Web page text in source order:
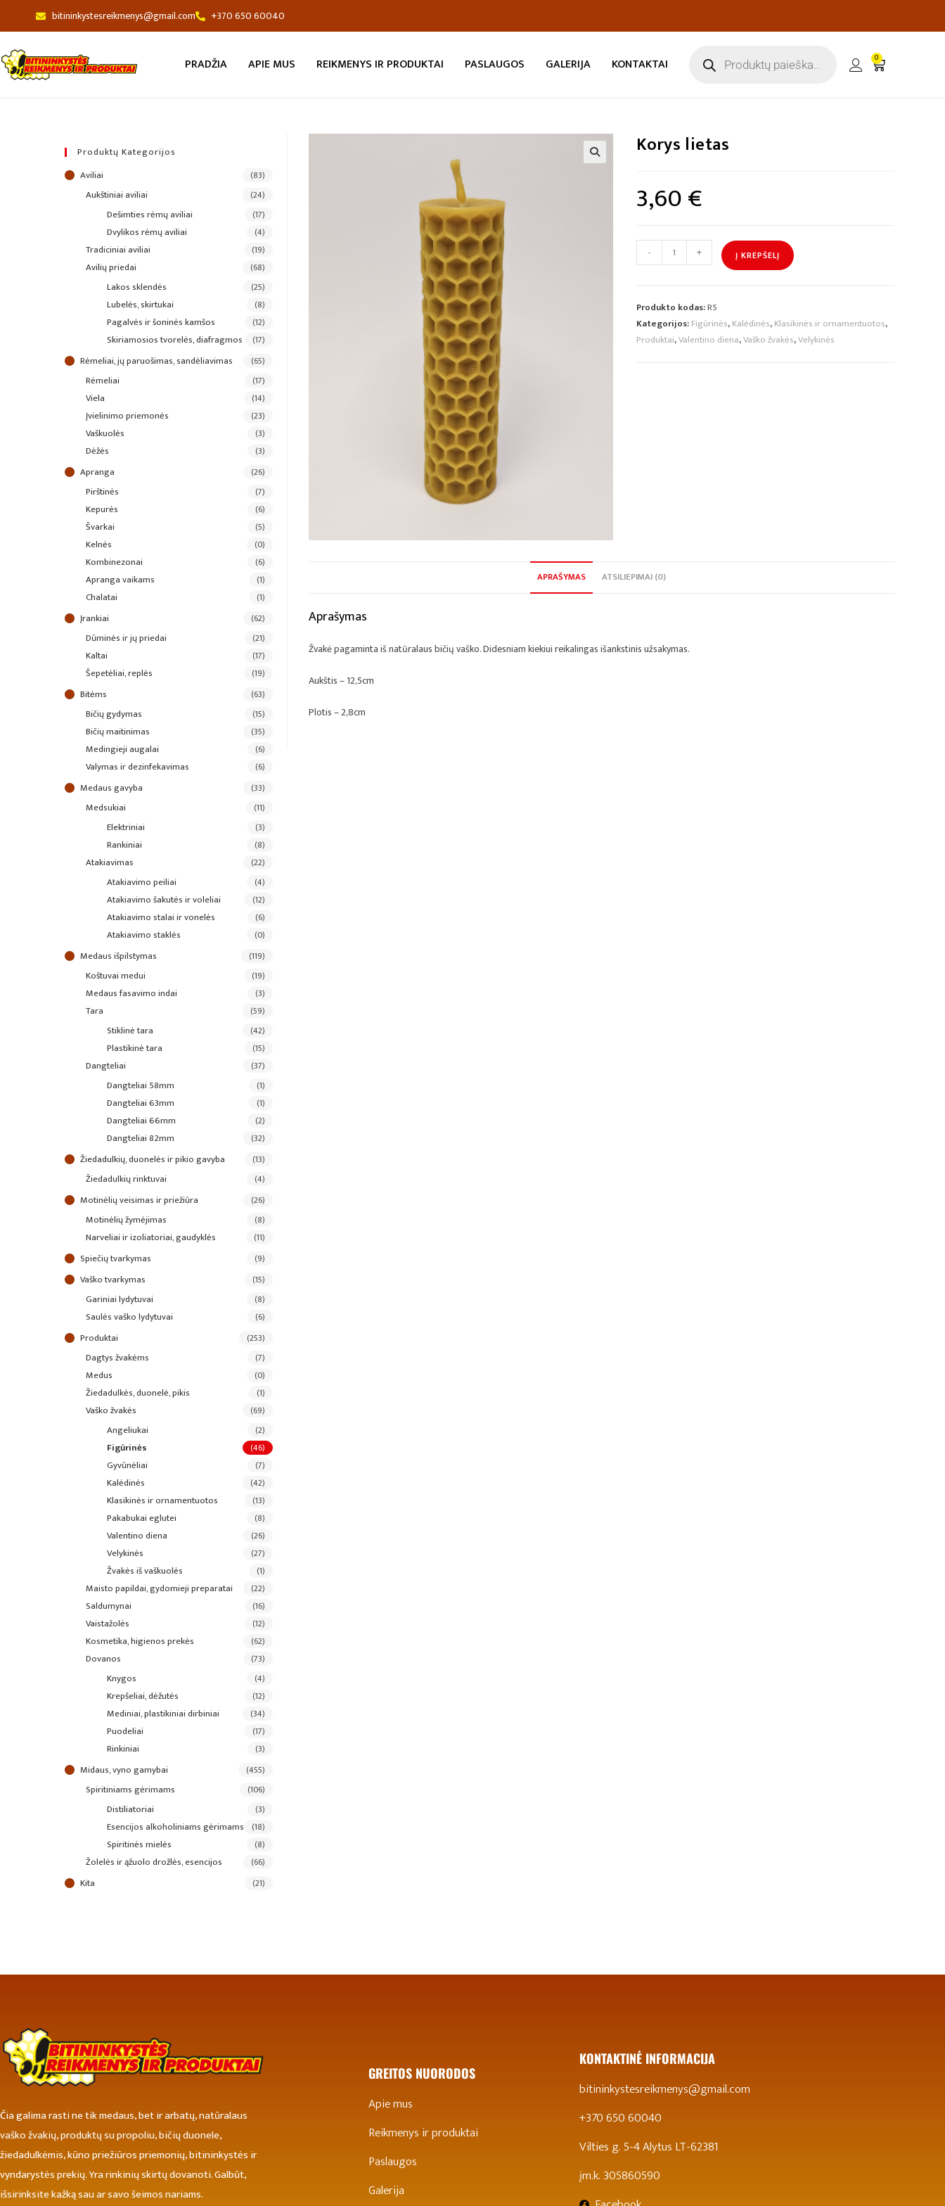
bitininkystesreikmenys@gmail.com +370 650 60040
PRADŽIA APIE MUS REIKMENYS IR PRODUKTAI PASLAUGOS GALERIJA KONTAKTAI 0
Korys lietas
3,60€
- + Į KREPŠELĮ
Produkto kodas:R5
Kategorijos:Figūrinės,Kalėdinės,Klasikinės ir ornamentuotos,
Produktai,Valentino diena,Vaško žvakės,Velykinės
APRAŠYMAS ATSILIEPIMAI (0)
Aprašymas
Žvakė pagaminta iš natūralaus bičių vaško. Didesniam kiekiui reikalingas išankstinis užsakymas.
Aukštis – 12,5cm
Plotis – 2,8cm
Produktų Kategorijos
aviliai
(83)
aukštiniai aviliai (24)
dešimties rėmų aviliai (17)
dvylikos rėmų aviliai (4)
tradiciniai aviliai (19)
avilių priedai (68)
lakos sklendės (25)
lubelės, skirtukai (8)
pagalvės ir šoninės kamšos (12)
skiriamosios tvorelės, diafragmos (17)
rėmeliai, jų paruošimas, sandėliavimas (65)
rėmeliai (17)
viela (14)
įvielinimo priemonės (23)
vaškuolės (3)
dėžės (3)
apranga (26)
pirštinės (7)
kepurės (6)
švarkai (5)
kelnės (0)
kombinezonai (6)
apranga vaikams (1)
chalatai (1)
įrankiai (62)
dūminės ir jų priedai (21)
kaltai (17)
šepetėliai, replės (19)
bitėms (63)
bičių gydymas (15)
bičių maitinimas (35)
medingieji augalai (6)
valymas ir dezinfekavimas (6)
medaus gavyba (33)
medsukiai (11)
elektriniai (3)
rankiniai (8)
atakiavimas (22)
atakiavimo peiliai (4)
atakiavimo šakutės ir voleliai (12)
atakiavimo stalai ir vonelės (6)
atakiavimo staklės (0)
medaus išpilstymas (119)
koštuvai medui (19)
medaus fasavimo indai (3)
tara (59)
stiklinė tara (42)
plastikinė tara (15)
dangteliai (37)
dangteliai 58mm (1)
dangteliai 63mm (1)
dangteliai 66mm (2)
dangteliai 82mm (32)
žiedadulkių, duonelės ir pikio gavyba (13)
žiedadulkių rinktuvai (4)
motinėlių veisimas ir priežiūra (26)
motinėlių žymėjimas (8)
narveliai ir izoliatoriai, gaudyklės (11)
spiečių tvarkymas (9)
vaško tvarkymas (15)
gariniai lydytuvai (8)
saulės vaško lydytuvai (6)
produktai (253)
dagtys žvakėms (7)
medus (0)
žiedadulkės, duonelė, pikis (1)
vaško žvakės (69)
angeliukai (2)
figūrinės (46)
gyvūnėliai (7)
kalėdinės (42)
klasikinės ir ornamentuotos (13)
pakabukai eglutei (8)
valentino diena (26)
velykinės (27)
žvakės iš vaškuolės (1)
maisto papildai, gydomieji preparatai (22)
saldumynai (16)
vaistažolės (12)
kosmetika, higienos prekės (62)
dovanos (73)
knygos (4)
krepšeliai, dėžutės (12)
mediniai, plastikiniai dirbiniai (34)
puodeliai (17)
rinkiniai (3)
midaus, vyno gamybai (455)
spiritiniams gėrimams (106)
distiliatoriai (3)
esencijos alkoholiniams gėrimams (18)
spiritinės mielės (8)
žolelės ir ąžuolo drožlės, esencijos (66)
kita (21)
Čia galima rasti ne tik medaus, bet ir arbatų, natūralaus
vaško žvakių, produktų su propoliu, bičių duonele,
žiedadulkėmis, kūno priežiūros priemonių, bitininkystės ir
vyndarystės prekių. Yra rinkinių skirtų dovanoti. Galbūt,
išsirinksite kažką sau ar savo šeimos nariams.
GREITOS NUORODOS
Apie mus
Reikmenys ir produktai
Paslaugos
Galerija
KONTAKTINĖ INFORMACIJA
bitininkystesreikmenys@gmail.com
+370 650 60040
Vilties g. 5-4 Alytus LT-62381
įm.k. 305860590